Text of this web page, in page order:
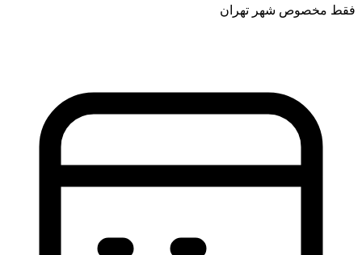
فقط مخصوص شهر تهران